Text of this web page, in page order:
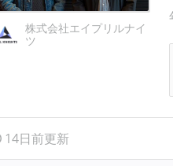
株式会社エイプリルナイ
ツ
14日前更新